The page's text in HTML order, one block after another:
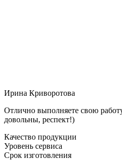
Ирина Криворотова
Отлично выполняете свою
довольны, респект!)
Качество продукции
Уровень сервиса
Срок изготовления